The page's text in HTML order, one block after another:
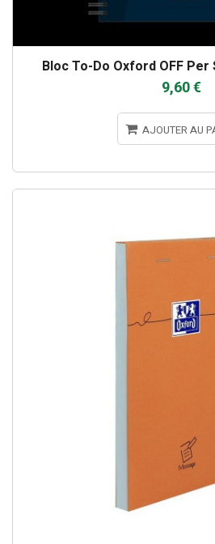
Bloc To-Do Oxford OFF Per
9,60 €
AJOUTER AU